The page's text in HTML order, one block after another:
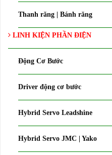
Thanh răng | Bánh răng
LINH KIỆN PHẦN ĐIỆN
Động Cơ Bước
Driver động cơ bước
Hybrid Servo Leadshine
Hybrid Servo JMC | Yako